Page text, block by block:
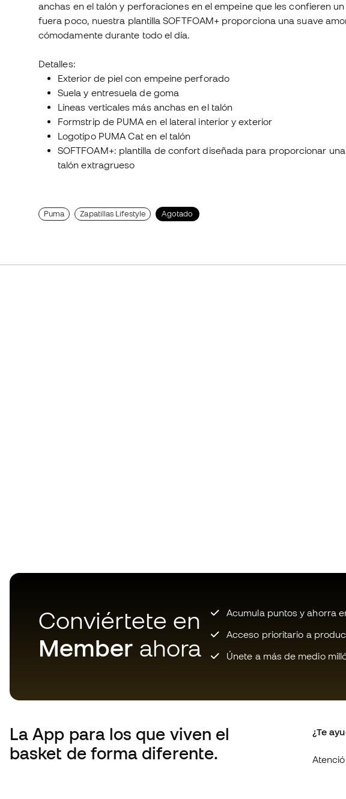
anchas en el talón y perforaciones en el empeine que les confieren
fuera poco, nuestra plantilla SOFTFOAM+ proporciona una suave
cómodamente durante todo el día.
Detalles:
Exterior de piel con empeine perforado
Suela y entresuela de goma
Líneas verticales más anchas en el talón
Formstrip de PUMA en el lateral interior y exterior
Logotipo PUMA Cat en el talón
SOFTFOAM+: plantilla de confort diseñada para proporcionar
talón extragrueso
Puma Zapatillas Lifestyle Agotado
Conviértete en
Member ahora
Acumula puntos y ahorra
Acceso prioritario a
Únete a más de medio
La App para los que viven el
basket de forma diferente.
¿Te